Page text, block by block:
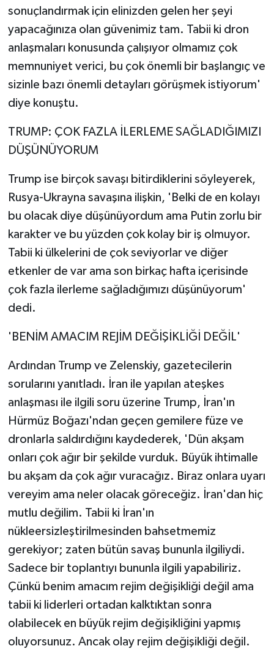
sonuçlandırmak için elinizden gelen her şeyi
yapacağınıza olan güvenimiz tam. Tabii ki dron
anlaşmaları konusunda çalışıyor olmamız çok
memnuniyet verici, bu çok önemli bir başlangıç ve
sizinle bazı önemli detayları görüşmek istiyorum'
diye konuştu.
TRUMP: ÇOK FAZLA İLERLEME SAĞLADIĞIMIZI
DÜŞÜNÜYORUM
Trump ise birçok savaşı bitirdiklerini söyleyerek,
Rusya-Ukrayna savaşına ilişkin, 'Belki de en kolayı
bu olacak diye düşünüyordum ama Putin zorlu bir
karakter ve bu yüzden çok kolay bir iş olmuyor.
Tabii ki ülkelerini de çok seviyorlar ve diğer
etkenler de var ama son birkaç hafta içerisinde
çok fazla ilerleme sağladığımızı düşünüyorum'
dedi.
'BENİM AMACIM REJİM DEĞİŞİKLİĞİ DEĞİL'
Ardından Trump ve Zelenskiy, gazetecilerin
sorularını yanıtladı. İran ile yapılan ateşkes
anlaşması ile ilgili soru üzerine Trump, İran'ın
Hürmüz Boğazı'ndan geçen gemilere füze ve
dronlarla saldırdığını kaydederek, 'Dün akşam
onları çok ağır bir şekilde vurduk. Büyük ihtimalle
bu akşam da çok ağır vuracağız. Biraz onlara uyarı
vereyim ama neler olacak göreceğiz. İran'dan hiç
mutlu değilim. Tabii ki İran'ın
nükleersizleştirilmesinden bahsetmemiz
gerekiyor; zaten bütün savaş bununla ilgiliydi.
Sadece bir toplantıyı bununla ilgili yapabiliriz.
Çünkü benim amacım rejim değişikliği değil ama
tabii ki liderleri ortadan kalktıktan sonra
olabilecek en büyük rejim değişikliğini yapmış
oluyorsunuz. Ancak olay rejim değişikliği değil.